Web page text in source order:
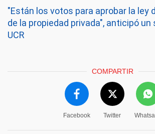
"Están los votos para aprobar la ley
de la propiedad privada", anticipó un
UCR
COMPARTIR
Facebook Twitter